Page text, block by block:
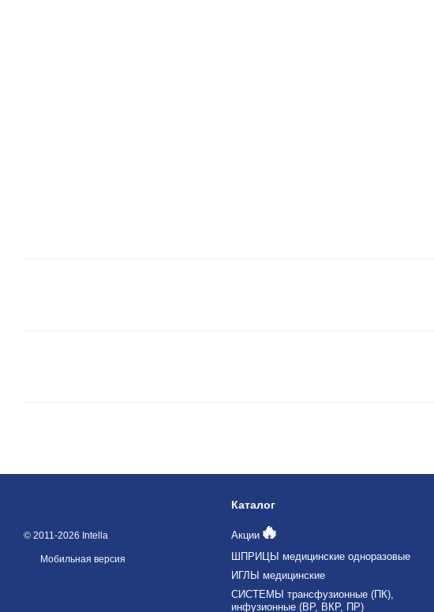
© 2011-2026 Intella
Мобильная версия
Каталог
Акции🔥
ШПРИЦЫ медицинские одноразовые
ИГЛЫ медицинские
СИСТЕМЫ трансфузионные (ПК),
инфузионные (ВР, ВКР, ПР)